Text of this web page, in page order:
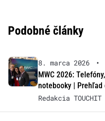
Podobné články
8. marca 2026 •
MWC 2026:
notebooky | Prehľad
Redakcia TOUCHIT